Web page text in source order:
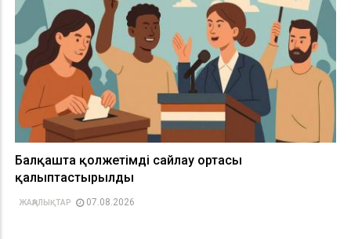
Балқашта қолжетімді сайлау ортасы
қалыптастырылды
ЖАҢАЛЫҚТАР 07.08.2026